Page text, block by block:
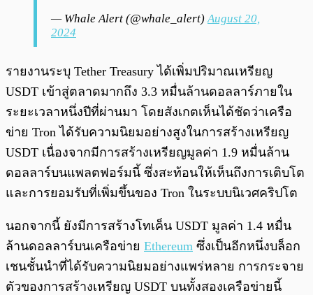
— Whale Alert (@whale_alert)August 20,
2024
รายงานระบุ Tether Treasury ได้เพิ่มปริมาณเหรียญ
USDT เข้าสู่ตลาดมากถึง 3.3 หมื่นล้านดอลลาร์ภายใน
ระยะเวลาหนึ่งปีที่ผ่านมา โดยสังเกตเห็นได้ชัดว่าเครือ
ข่าย Tron ได้รับความนิยมอย่างสูงในการสร้างเหรียญ
USDT เนื่องจากมีการสร้างเหรียญมูลค่า 1.9 หมื่นล้าน
ดอลลาร์บนแพลตฟอร์มนี้ ซึ่งสะท้อนให้เห็นถึงการเติบโต
และการยอมรับที่เพิ่มขึ้นของ Tron ในระบบนิเวศคริปโต
นอกจากนี้ ยังมีการสร้างโทเค็น USDT มูลค่า 1.4 หมื่น
ล้านดอลลาร์บนเครือข่าย Ethereum ซึ่งเป็นอีกหนึ่งบล็อก
เชนชั้นนำที่ได้รับความนิยมอย่างแพร่หลาย การกระจาย
ตัวของการสร้างเหรียญ USDT บนทั้งสองเครือข่ายนี้